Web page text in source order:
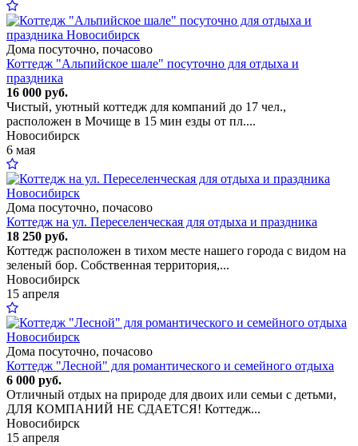
Дома посуточно, почасово
Коттедж "Альпийское шале" посуточно для отдыха и
праздника
16 000 руб.
Чистый, уютный коттедж для компаний до 17 чел.,
расположен в Мочище в 15 мин езды от пл....
Новосибирск
6 мая
Дома посуточно, почасово
Коттедж на ул. Переселенческая для отдыха и праздника
18 250 руб.
Коттедж расположен в тихом месте нашего города с видом на
зеленый бор. Собственная территория,...
Новосибирск
15 апреля
Дома посуточно, почасово
Коттедж "Лесной" для романтического и семейного отдыха
6 000 руб.
Отличный отдых на природе для двоих или семьи с детьми,
ДЛЯ КОМПАНИЙ НЕ СДАЕТСЯ! Коттедж...
Новосибирск
15 апреля